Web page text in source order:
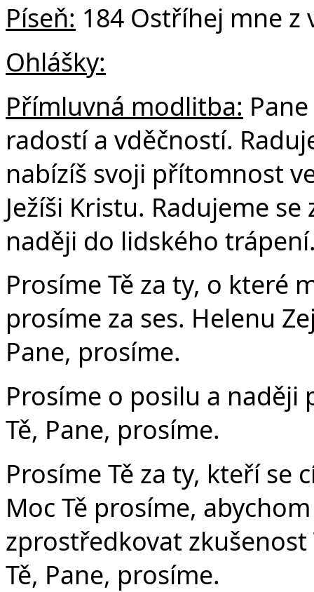
Píseň: 184 Ostříhej mne z
Ohlášky:
Přímluvná modlitba:
radostí a vděčností.
nabízíš svoji přítomnost
Ježíši Kristu. Radujeme
naději do lidského
Prosíme Tě za ty, o které
prosíme za ses. Helenu
Pane, prosíme.
Prosíme o posilu a naději
Tě, Pane, prosíme.
Prosíme Tě za ty, kteří
Moc Tě prosíme,
zprostředkovat
Tě, Pane, prosíme.